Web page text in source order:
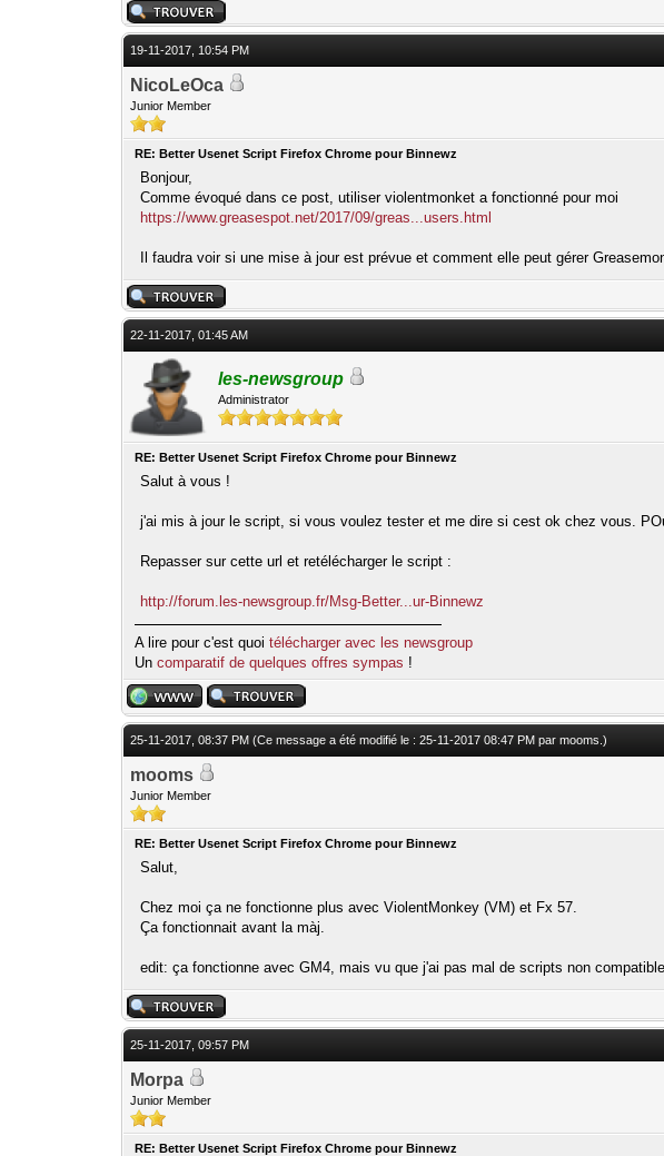
19-11-2017, 10:54 PM
NicoLeOca
Junior Member
RE: Better Usenet Script Firefox Chrome pour Binnewz
Bonjour,
Comme évoqué dans ce post, utiliser violentmonket a fonctionné pour moi
https://www.greasespot.net/2017/09/greas...users.html
Il faudra voir si une mise à jour est prévue et comment elle peut gérer
22-11-2017, 01:45 AM
les-newsgroup
Administrator
RE: Better Usenet Script Firefox Chrome pour Binnewz
Salut à vous !
j'ai mis à jour le script, si vous voulez tester et me dire si cest ok chez vous.
Repasser sur cette url et retélécharger le script :
http://forum.les-newsgroup.fr/Msg-Better...ur-Binnewz
A lire pour c'est quoitélécharger avec les newsgroup
Uncomparatif de quelques offres sympas !
25-11-2017, 08:37 PM(Ce message a été modifié le : 25-11-2017 08:47 PM parmooms .)
mooms
Junior Member
RE: Better Usenet Script Firefox Chrome pour Binnewz
Salut,
Chez moi ça ne fonctionne plus avec ViolentMonkey (VM) et Fx 57.
Ça fonctionnait avant la màj.
edit: ça fonctionne avec GM4, mais vu que j'ai pas mal de scripts non
25-11-2017, 09:57 PM
Morpa
Junior Member
RE: Better Usenet Script Firefox Chrome pour Binnewz